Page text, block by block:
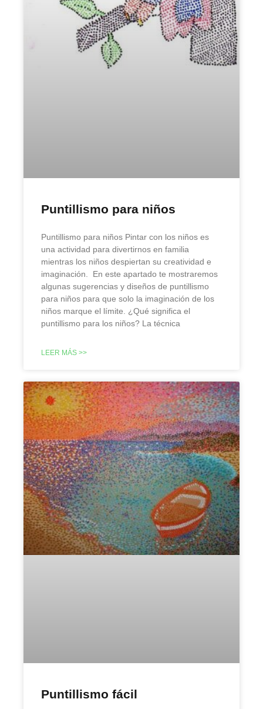
Puntillismo para niños
Puntillismo para niños Pintar con los niños es
una actividad para divertirnos en familia
mientras los niños despiertan su creatividad e
imaginación. En este apartado te mostraremos
algunas sugerencias y diseños de puntillismo
para niños para que solo la imaginación de los
niños marque el límite. ¿Qué significa el
puntillismo para los niños? La técnica
LEER MÁS >>
Puntillismo fácil